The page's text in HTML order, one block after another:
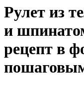
Рулет из
и
рецепт в